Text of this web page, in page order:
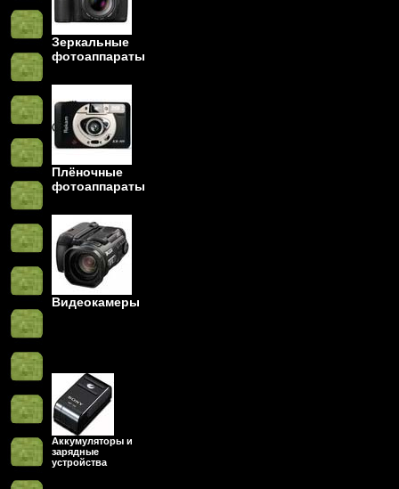
Зеркальные
фотоаппараты
Плёночные
фотоаппараты
Видеокамеры
Аккумуляторы и
зарядные
устройства